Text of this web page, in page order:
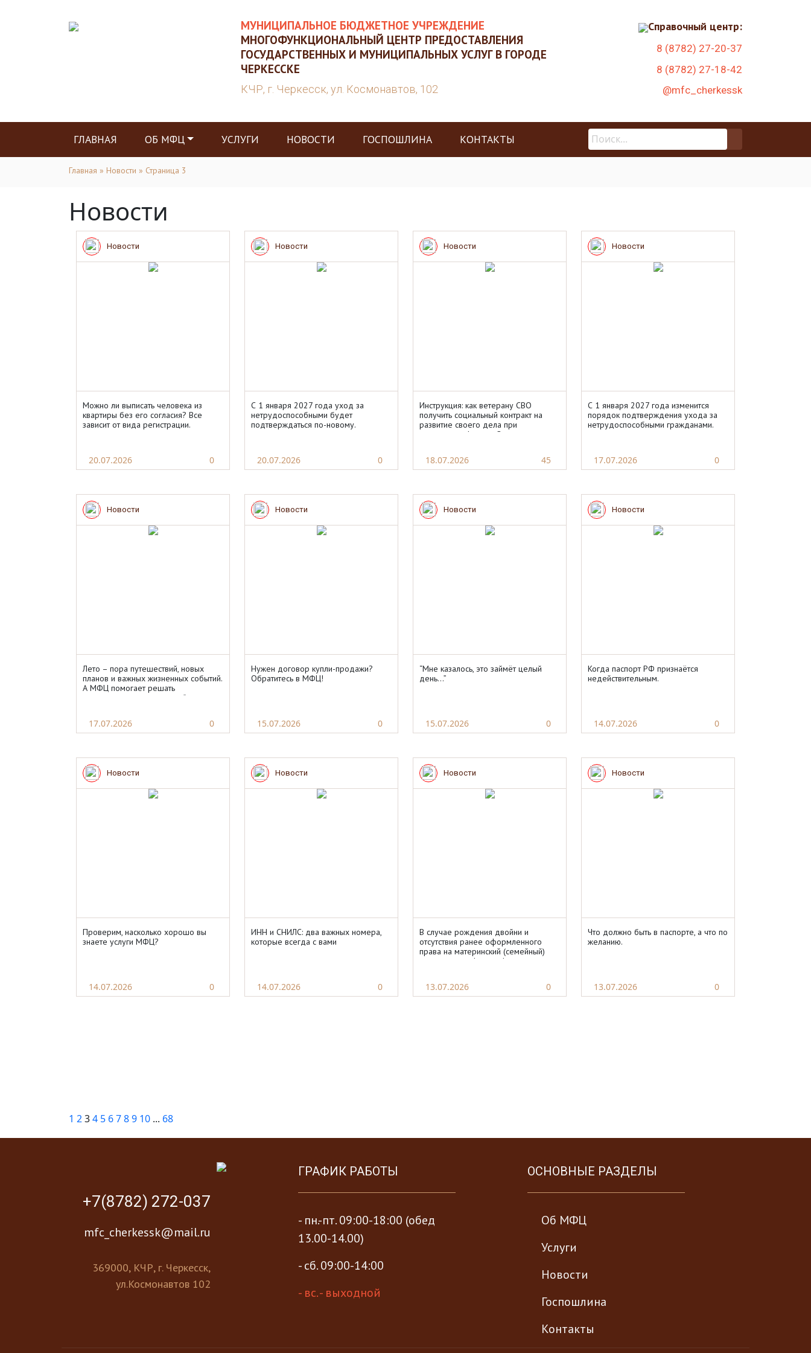
МУНИЦИПАЛЬНОЕ БЮДЖЕТНОЕ УЧРЕЖДЕНИЕ
МНОГОФУНКЦИОНАЛЬНЫЙ ЦЕНТР ПРЕДОСТАВЛЕНИЯ
ГОСУДАРСТВЕННЫХ И МУНИЦИПАЛЬНЫХ УСЛУГ В ГОРОДЕ
ЧЕРКЕССКЕ
КЧР, г. Черкесск, ул. Космонавтов, 102
Справочный центр:
8 (8782) 27-20-37
8 (8782) 27-18-42
@mfc_cherkessk
ГЛАВНАЯ ОБ МФЦ УСЛУГИ НОВОСТИ ГОСПОШЛИНА КОНТАКТЫ
Главная » Новости » Страница 3
Новости
Новости
Можно ли выписать человека из
квартиры без его согласия? Все
зависит от вида регистрации.
20.07.2026 0
Новости
С 1 января 2027 года уход за
нетрудоспособными будет
подтверждаться по-новому.
20.07.2026 0
Новости
Инструкция: как ветерану СВО
получить социальный контракт на
развитие своего дела при
поддержке фонда «Защитники
18.07.2026 45
Новости
С 1 января 2027 года изменится
порядок подтверждения ухода за
нетрудоспособными гражданами.
17.07.2026 0
Новости
Лето – пора путешествий, новых
планов и важных жизненных событий.
А МФЦ помогает решать
документальные вопросы быстро,
17.07.2026 0
Новости
Нужен договор купли-продажи?
Обратитесь в МФЦ!
15.07.2026 0
Новости
“Мне казалось, это займёт целый
день…”
15.07.2026 0
Новости
Когда паспорт РФ признаётся
недействительным.
14.07.2026 0
Новости
Проверим, насколько хорошо вы
знаете услуги МФЦ?
14.07.2026 0
Новости
ИНН и СНИЛС: два важных номера,
которые всегда с вами
14.07.2026 0
Новости
В случае рождения двойни и
отсутствия ранее оформленного
права на материнский (семейный)
капитал, сертификат оформляется в
13.07.2026 0
Новости
Что должно быть в паспорте, а что по
желанию.
13.07.2026 0
1 234 5 6789 10 ... 68
+7(8782) 272-037
mfc_cherkessk@mail.ru
369000, КЧР, г. Черкесск,
ул.Космонавтов 102
ГРАФИК РАБОТЫ
- пн.-пт. 09:00-18:00 (обед
13.00-14.00)
- сб. 09:00-14:00
- вс. - выходной
ОСНОВНЫЕ РАЗДЕЛЫ
Об МФЦ
Услуги
Новости
Госпошлина
Контакты